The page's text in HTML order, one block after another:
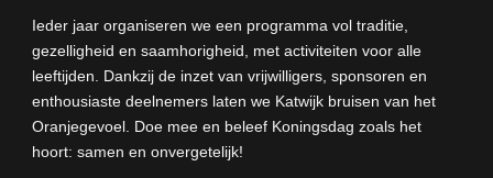
Ieder jaar organiseren we een programma vol traditie,
gezelligheid en saamhorigheid, met activiteiten voor alle
leeftijden. Dankzij de inzet van vrijwilligers, sponsoren en
enthousiaste deelnemers laten we Katwijk bruisen van het
Oranjegevoel. Doe mee en beleef Koningsdag zoals het
hoort: samen en onvergetelijk!